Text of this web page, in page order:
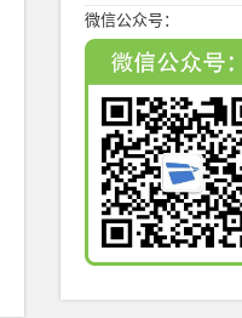
微信公众号：